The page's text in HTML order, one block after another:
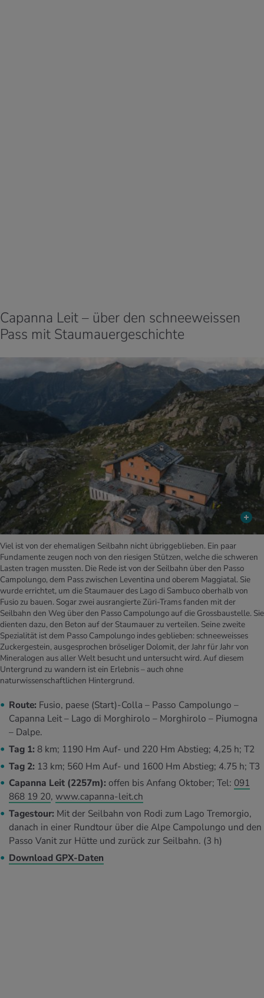
Capanna Leit – über den schneeweissen
Pass mit Staumauergeschichte
Viel ist von der ehemaligen Seilbahn nicht übriggeblieben. Ein paar
Fundamente zeugen noch von den riesigen Stützen, welche die schweren
Lasten tragen mussten. Die Rede ist von der Seilbahn über den Passo
Campolungo, dem Pass zwischen Leventina und oberem Maggiatal. Sie
wurde errichtet, um die Staumauer des Lago di Sambuco oberhalb von
Fusio zu bauen. Sogar zwei ausrangierte Züri-Trams fanden mit der
Seilbahn den Weg über den Passo Campolungo auf die Grossbaustelle. Sie
dienten dazu, den Beton auf der Staumauer zu verteilen. Seine zweite
Spezialität ist dem Passo Campolungo indes geblieben: schneeweisses
Zuckergestein, ausgesprochen bröseliger Dolomit, der Jahr für Jahr von
Mineralogen aus aller Welt besucht und untersucht wird. Auf diesem
Untergrund zu wandern ist ein Erlebnis – auch ohne
naturwissenschaftlichen Hintergrund.
Route: Fusio, paese (Start)-Colla – Passo Campolungo –
Capanna Leit – Lago di Morghirolo – Morghirolo – Piumogna
– Dalpe.
Tag 1: 8 km; 1190 Hm Auf- und 220 Hm Abstieg; 4,25 h; T2
Tag 2: 13 km; 560 Hm Auf- und 1600 Hm Abstieg; 4.75 h; T3
Capanna Leit (2257m): offen bis Anfang Oktober; Tel: 091
868 19 20, www.capanna-leit.ch
Tagestour: Mit der Seilbahn von Rodi zum Lago Tremorgio,
danach in einer Rundtour über die Alpe Campolungo und den
Passo Vanit zur Hütte und zurück zur Seilbahn. (3 h)
Download GPX-Daten